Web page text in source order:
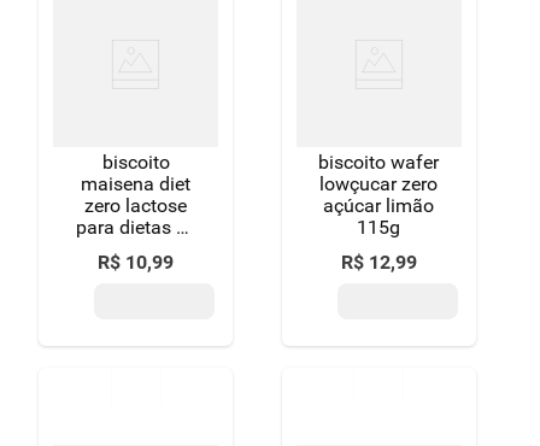
biscoito
maisena diet
zero lactose
para dietas de
ingestão
controlada de
R$ 10,99
biscoito wafer
lowçucar zero
açúcar limão
115g
R$ 12,99
macarrão